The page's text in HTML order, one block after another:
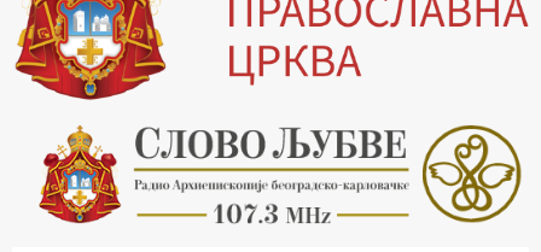
16.30 Хроника Архиепископије
17.03 Фолклор магазин
17.30 Тврђаве Дунава
18.03 Кроз историју Београда
18.30 Врлинослов
19.40 Вечерње молитве